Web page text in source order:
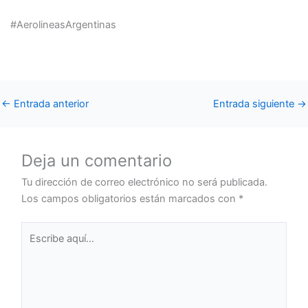
#AerolineasArgentinas
← Entrada anterior Entrada siguiente →
Deja un comentario
Tu dirección de correo electrónico no será publicada.
Los campos obligatorios están marcados con *
aquí...